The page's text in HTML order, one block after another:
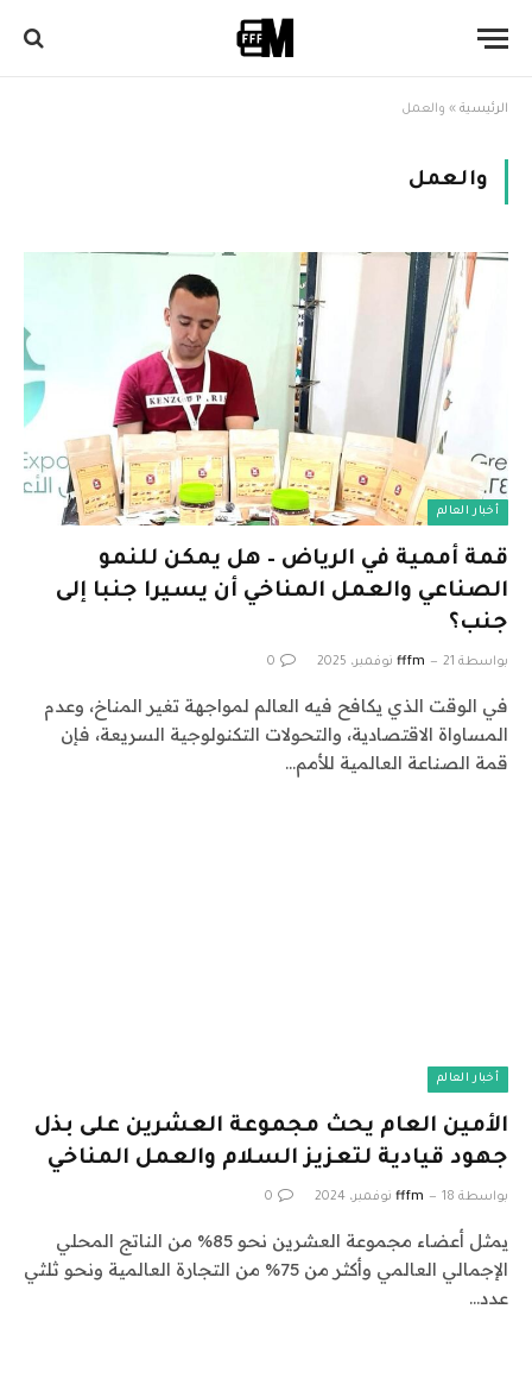
الرئيسية » والعمل
والعمل
أخبار العالم
قمة أممية في الرياض – هل يمكن للنمو
الصناعي والعمل المناخي أن يسيرا جنبا إلى
جنب؟
بواسطة fffm 21 نوفمبر، 2025 0
في الوقت الذي يكافح فيه العالم لمواجهة تغير المناخ، وعدم
المساواة الاقتصادية، والتحولات التكنولوجية السريعة، فإن
قمة الصناعة العالمية للأمم…
أخبار العالم
الأمين العام يحث مجموعة العشرين على بذل
جهود قيادية لتعزيز السلام والعمل المناخي
بواسطة fffm 18 نوفمبر، 2024 0
يمثل أعضاء مجموعة العشرين نحو 85% من الناتج المحلي
الإجمالي العالمي وأكثر من 75% من التجارة العالمية ونحو ثلثي
عدد…